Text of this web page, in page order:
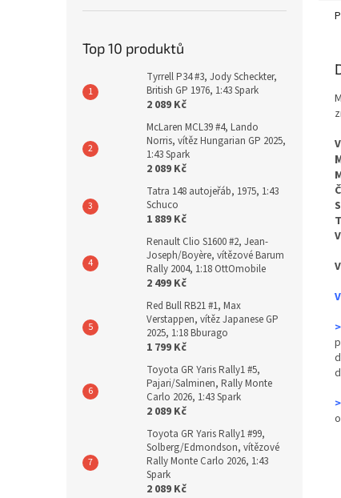
Top 10 produktů
Tyrrell P34 #3, Jody Scheckter,
British GP 1976, 1:43 Spark
2 089 Kč
McLaren MCL39 #4, Lando
Norris, vítěz Hungarian GP 2025,
1:43 Spark
2 089 Kč
Tatra 148 autojeřáb, 1975, 1:43
Schuco
1 889 Kč
Renault Clio S1600 #2, Jean-
Joseph/Boyère, vítězové Barum
Rally 2004, 1:18 OttOmobile
2 499 Kč
Red Bull RB21 #1, Max
Verstappen, vítěz Japanese GP
2025, 1:18 Bburago
1 799 Kč
Toyota GR Yaris Rally1 #5,
Pajari/Salminen, Rally Monte
Carlo 2026, 1:43 Spark
2 089 Kč
Toyota GR Yaris Rally1 #99,
Solberg/Edmondson, vítězové
Rally Monte Carlo 2026, 1:43
Spark
2 089 Kč